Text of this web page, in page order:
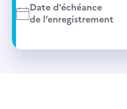
Date d’échéance
de l’enregistrement